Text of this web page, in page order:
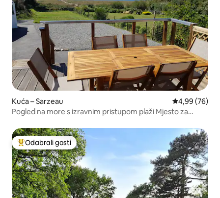
Kuća – Sarzeau Prosječna
4,99 (76)
Pogled na more s izravnim pristupom plaži Mjesto za
Među najviše rangiranima s oznakom „Odabrali gosti”
Odabrali gosti